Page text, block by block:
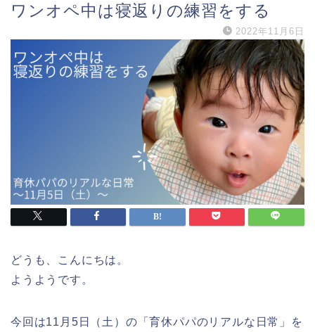
ワンオペ中は寝返りの練習をする
2022年11月6日
どうも、こんにちは。
ようようです。
今回は11月5日（土）の「育休パパのリアルな日常」を